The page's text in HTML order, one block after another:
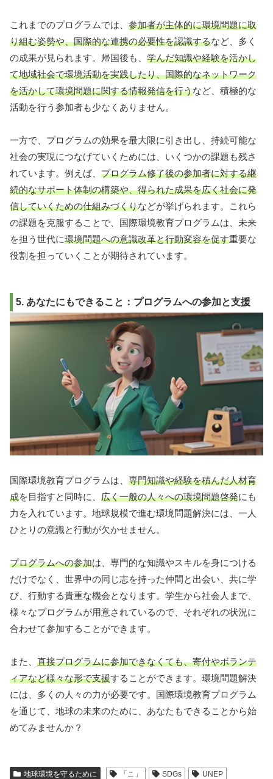
これまでのプログラムでは、 参加者が主体的に環境問題に取
り組む姿勢や、国際的な連携の必要性を認識するなど、多く
の成果が見られます。帰国後も、 学んだ知識や経験を活かし
て地域社会で環境活動を実践したり、国際的なネットワーク
を活かして環境問題に関する情報発信を行うなど、積極的な
活動を行う参加者も少なくありません。
一方で、プログラムの効果を最大限に引き出し、持続可能な
社会の実現につなげていくためには、いくつかの課題も残さ
れています。例えば、 プログラム修了後の参加者に対する継
続的なサポート体制の構築や、得られた成果を広く社会に発
信していくための仕組みづくりなどが挙げられます。これら
の課題を克服することで、国際環境教育プログラムは、未来
を担う世代に環境問題への意識改革と行動変容を促す重要な
役割を担っていくことが期待されています。
5. あなたにもできること：プログラムへの参加と支援
国際環境教育プログラムは、 専門知識や経験を積んだ人材育
成を目指すと同時に、 広く一般の人々への環境問題啓発にも
力を入れています。地球規模で進む環境問題解決には、一人
ひとりの意識と行動が欠かせません。
プログラムへの参加は、専門的な知識やスキルを身につける
だけでなく、世界中の同じ志を持った仲間と出会い、共に学
び、行動する貴重な機会となります。学生から社会人まで、
様々なプログラムが用意されているので、それぞれの状況に
合わせて参加することができます。
また、 直接プログラムに参加できなくても、寄付やボランテ
ィアなど様々な形で支援することができます。環境問題解決
には、多くの人々の力が必要です。国際環境教育プログラム
を通じて、地球の未来のために、あなたもできることから始
めてみませんか？
地球環境を守るために 「こ」 SDGs
UNEP